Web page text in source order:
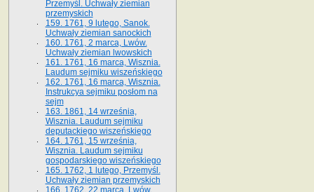
Przemyśl. Uchwały ziemian
przemyskich
159. 1761, 9 lutego, Sanok.
Uchwały ziemian sanockich
160. 1761, 2 marca, Lwów.
Uchwały ziemian lwowskich
161. 1761, 16 marca, Wisznia.
Laudum sejmiku wiszeńskiego
162. 1761, 16 marca, Wisznia.
Instrukcya sejmiku posłom na
sejm
163. 1861, 14 września,
Wisznia. Laudum sejmiku
deputackiego wiszeńskiego
164. 1761, 15 września,
Wisznia. Laudum sejmiku
gospodarskiego wiszeńskiego
165. 1762, 1 lutego, Przemyśl.
Uchwały ziemian przemyskich
166. 1762, 22 marca, Lwów.